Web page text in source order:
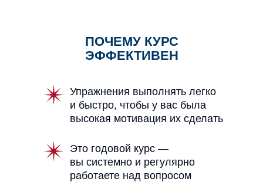
ПОЧЕМУ КУРС
ЭФФЕКТИВЕН
Упражнения выполнять легко
и быстро, чтобы у вас была
высокая мотивация их сделать
Это годовой курс —
вы системно и регулярно
работаете над вопросом